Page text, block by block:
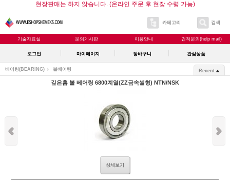
현장판매는 하지 않습니다. (온라인 주문 후 현장 수령 가능)
카테고리 검색
기술자료실 문의게시판 이용안내 견적문의(help mail)
로그인 마이페이지 장바구니 관심상품
베어링(BEARING) 볼베어링 Recent
깊은홈 볼 베어링 6800계열(ZZ금속씰형) NTN/NSK
상세보기